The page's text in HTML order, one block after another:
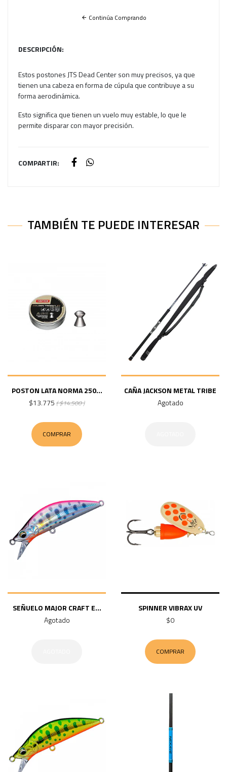
Continúa Comprando
DESCRIPCIÓN:
Estos postones JTS Dead Center son muy precisos, ya que
tienen una cabeza en forma de cúpula que contribuye a su
forma aerodinámica.
Esto significa que tienen un vuelo muy estable, lo que le
permite disparar con mayor precisión.
COMPARTIR:
TAMBIÉN TE PUEDE INTERESAR
POSTON LATA NORMA 250...
$13.775 ( $14.500 )
COMPRAR
CAÑA JACKSON METAL TRIBE
Agotado
SEÑUELO MAJOR CRAFT E...
Agotado
SPINNER VIBRAX UV
$0
COMPRAR